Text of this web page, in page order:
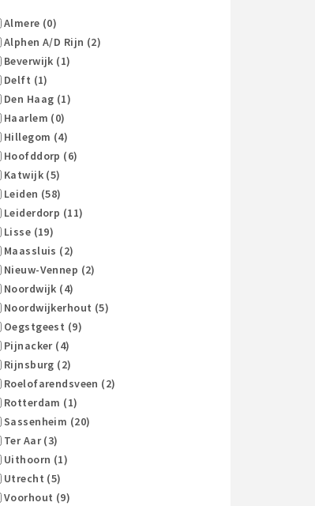
Almere (0)
Alphen A/d Rijn (2)
Beverwijk (1)
Delft (1)
Den Haag (1)
Haarlem (0)
Hillegom (4)
Hoofddorp (6)
Katwijk (5)
Leiden (58)
Leiderdorp (11)
Lisse (19)
Maassluis (2)
Nieuw-Vennep (2)
Noordwijk (4)
Noordwijkerhout (5)
Oegstgeest (9)
Pijnacker (4)
Rijnsburg (2)
Roelofarendsveen (2)
Rotterdam (1)
Sassenheim (20)
Ter Aar (3)
Uithoorn (1)
Utrecht (5)
Voorhout (9)